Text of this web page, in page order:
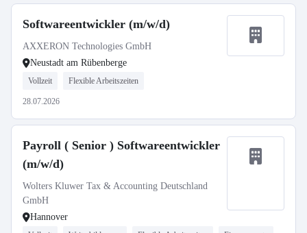
Softwareentwickler (m/w/d)
AXXERON Technologies GmbH
Neustadt am Rübenberge
Vollzeit Flexible Arbeitszeiten
28.07.2026
Payroll ( Senior ) Softwareentwickler
(m/w/d)
Wolters Kluwer Tax & Accounting Deutschland
GmbH
Hannover